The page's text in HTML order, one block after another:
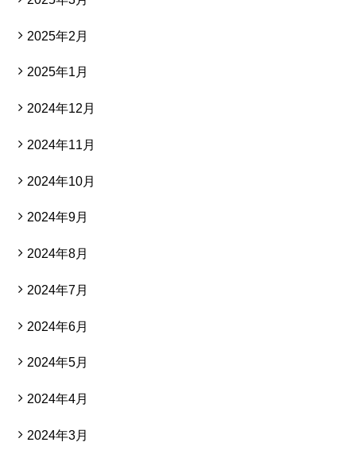
2025年2月
2025年1月
2024年12月
2024年11月
2024年10月
2024年9月
2024年8月
2024年7月
2024年6月
2024年5月
2024年4月
2024年3月